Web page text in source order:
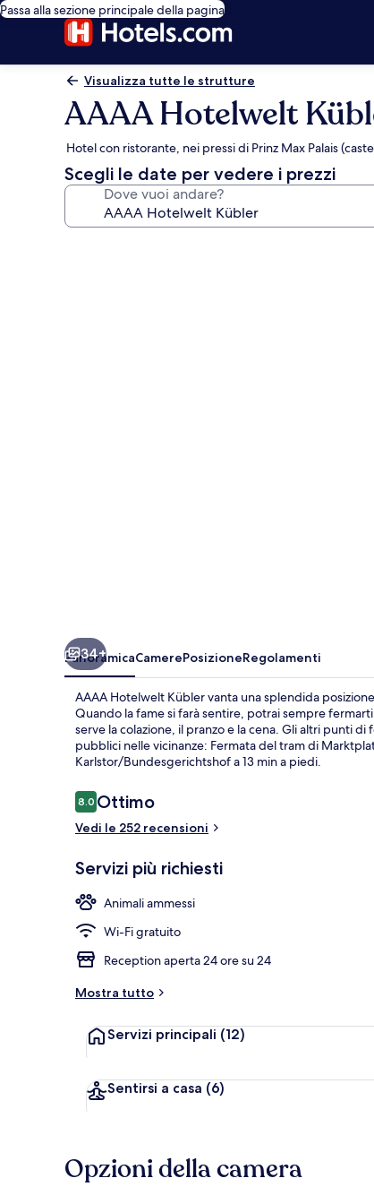
Passa alla sezione principale della pagina
Visualizza tutte le strutture
AAAA Hotelwelt
Hotel con ristorante, nei pressi di Prinz Max Palais
Scegli le date per vedere i prezzi
Dove vuoi andare?
34+
PanoramicaCamerePosizioneRegolamenti
AAAA Hotelwelt Kübler vanta una splendida
Quando la fame si farà sentire, potrai sempre
serve la colazione, il pranzo e la cena. Gli altri punti
pubblici nelle vicinanze: Fermata del tram di
Karlstor/Bundesgerichtshof a 13 min a piedi.
Recensioni
8.08.0 su 10
Ottimo
Vedi le 252 recensioni
Servizi più richiesti
Animali ammessi
Wi-Fi gratuito
Reception aperta 24 ore su 24
Mostra tutto
Servizi principali (12)
Sentirsi a casa (6)
Opzioni della camera